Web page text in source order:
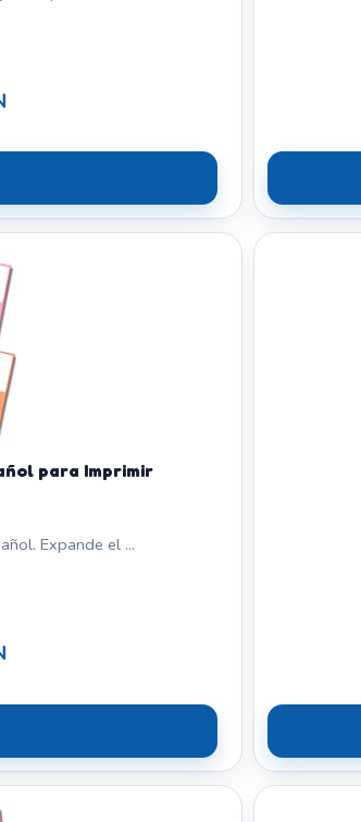
para Imprimir
Expande el ...